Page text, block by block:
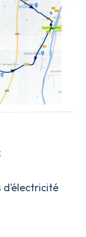
d’électricité